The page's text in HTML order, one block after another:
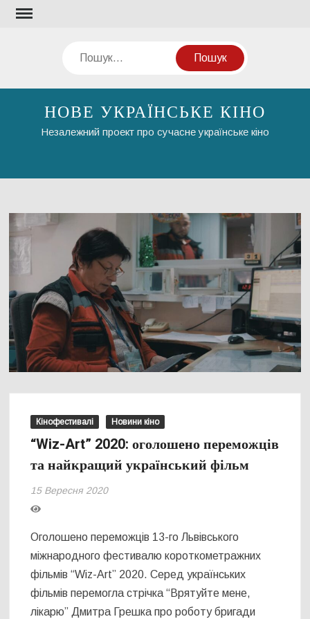
Перейти
Пошук
НОВЕ УКРАЇНСЬКЕ КІНО
Незалежний проект про сучасне українське кіно
Кінофестивалі Новини кіно
“Wiz-Art” 2020: оголошено переможців
та найкращий український фільм
15 Вересня 2020
Оголошено переможців 13-го Львівського
міжнародного фестивалю короткометражних
фільмів “Wiz-Art” 2020. Серед українських
фільмів перемогла стрічка “Врятуйте мене,
лікарю” Дмитра Грешка про роботу бригади